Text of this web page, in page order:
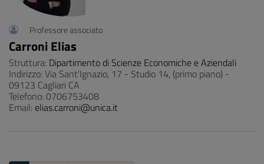
Professore associato
Carroni Elias
Struttura: Dipartimento di Scienze Economiche e Aziendali
Indirizzo: Via Sant'Ignazio, 17 - Studio 14, (primo piano) -
09123 Cagliari CA
Telefono: 0706753408
Email: elias.carroni@unica.it